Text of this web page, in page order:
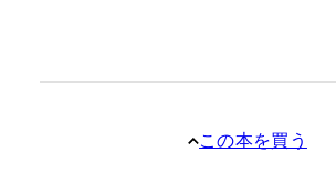
この本を買う